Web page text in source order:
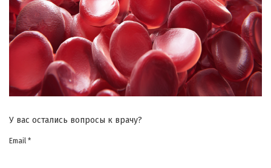
У вас остались вопросы к врачу?
Email *